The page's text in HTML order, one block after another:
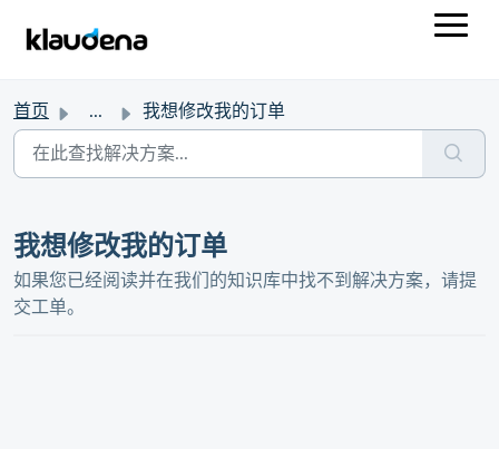
首页 ... 我想修改我的订单
我想修改我的订单
如果您已经阅读并在我们的知识库中找不到解决方案，请提
交工单。